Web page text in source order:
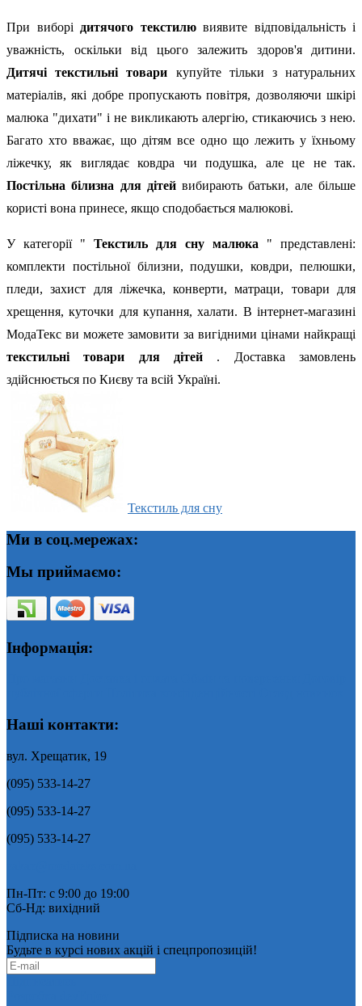
При виборі дитячого текстилювиявите відповідальність і
уважність, оскільки від цього залежить здоров'я дитини.
Дитячі текстильні товари купуйте тільки з натуральних
матеріалів, які добре пропускають повітря, дозволяючи шкірі
малюка "дихати" і не викликають алергію, стикаючись з нею.
Багато хто вважає, що дітям все одно що лежить у їхньому
ліжечку, як виглядає ковдра чи подушка, але це не так.
Постільна білизна для дітейвибирають батьки, але більше
користі вона принесе, якщо сподобається малюкові.
У категорії " Текстиль для сну малюка " представлені:
комплекти постільної білизни, подушки, ковдри, пелюшки,
пледи, захист для ліжечка, конверти, матраци, товари для
хрещення, куточки для купання, халати. В інтернет-магазині
МодаТекс ви можете замовити за вигідними цінами найкращі
текстильні товари для дітей . Доставка замовлень
здійснюється по Києву та всій Україні.
Текстиль для сну
Ми в соц.мережах:
Мы приймаємо:
Інформація:
Наші контакти:
вул. Хрещатик, 19
(095) 533-14-27
(095) 533-14-27
(095) 533-14-27
Пн-Пт: с 9:00 до 19:00
Сб-Нд: вихідний
Підписка на новини
Будьте в курсі нових акцій і спецпропозицій!